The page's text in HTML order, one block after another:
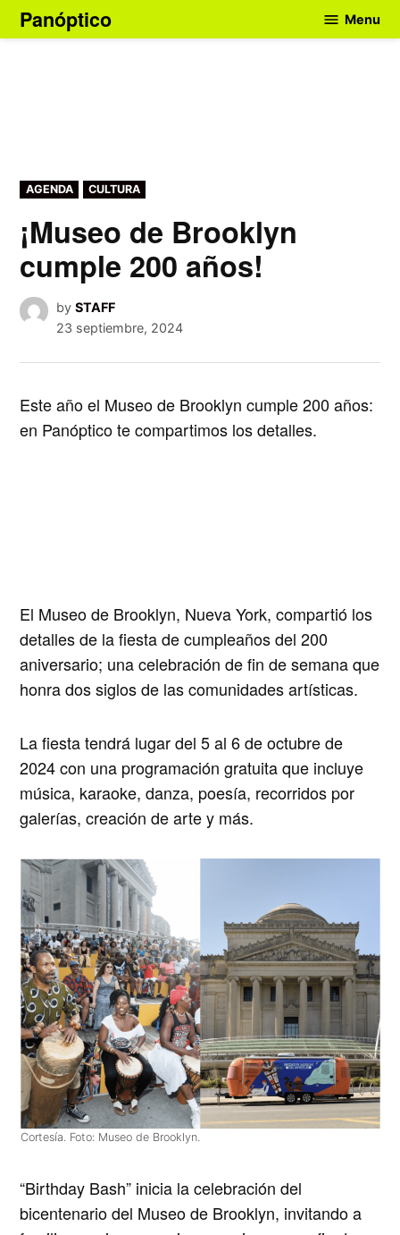
Skip
to
Panóptico Menu
POSTED
IN
AGENDA CULTURA
¡Museo de Brooklyn
cumple 200 años!
by STAFF
23 septiembre, 2024
Este año el Museo de Brooklyn cumple 200 años:
en Panópticote compartimos los detalles.
El Museo de Brooklyn, Nueva York, compartió los
detalles de la fiesta de cumpleaños del 200
aniversario; una celebración de fin de semana que
honra dos siglos de las comunidades artísticas.
La fiesta tendrá lugar del 5 al 6 de octubre de
2024 con una programación gratuitaque incluye
música, karaoke, danza, poesía, recorridos por
galerías, creación de arte y más.
Cortesía. Foto: Museo de Brooklyn.
“Birthday Bash” inicia la celebración del
bicentenario del Museo de Brooklyn, invitando a